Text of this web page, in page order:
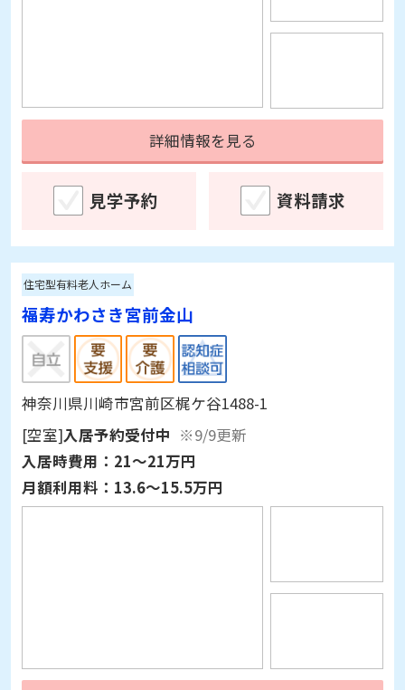
詳細情報を見る
住宅型有料老人ホーム
福寿かわさき宮前金山
神奈川県川崎市宮前区梶ケ谷1488-1
[空室]入居予約受付中 ※9/9更新
入居時費用：21～21万円
月額利用料： 13.6～15.5万円
詳細情報を見る